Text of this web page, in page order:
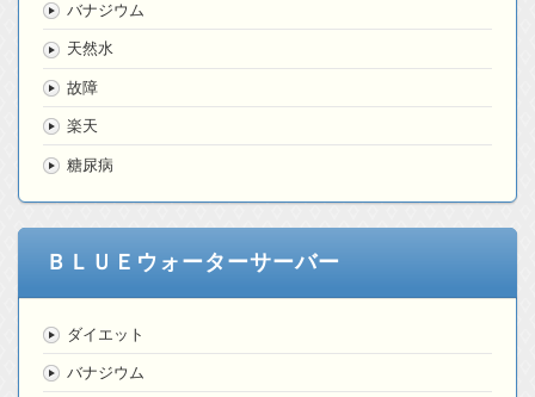
バナジウム
天然水
故障
楽天
糖尿病
ＢＬＵＥウォーターサーバー
ダイエット
バナジウム